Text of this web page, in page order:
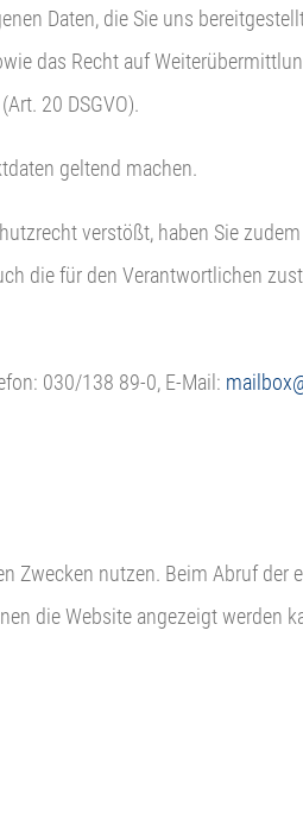
Daten, die Sie uns
das Recht auf
20 DSGVO).
geltend machen.
verstößt, haben Sie
die für den Verantwortlichen
030/138 89-0, E-Mail:
nutzen. Beim Abruf der
die Website angezeigt werden